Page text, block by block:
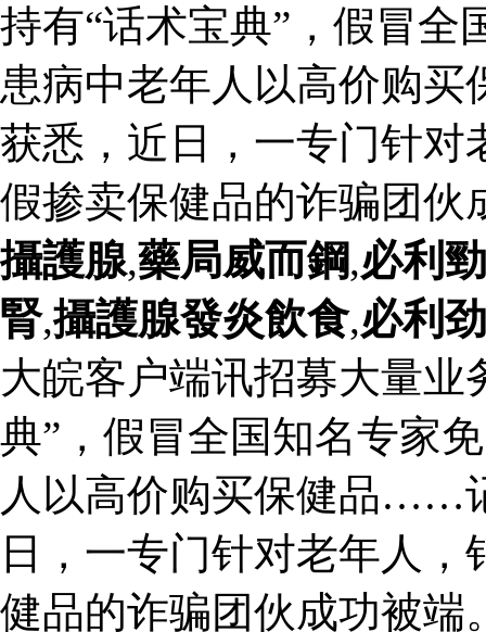
持有“话术宝典”，假冒全
患病中老年人以高价购
获悉，近日，一专门针对
假掺卖保健品的诈骗团
攝護腺,藥局威而鋼,必利
腎,攝護腺發炎飲食,必利
大皖客户端讯招募大量业
典”，假冒全国知名专家
人以高价购买保健品……
日，一专门针对老年人
健品的诈骗团伙成功被端